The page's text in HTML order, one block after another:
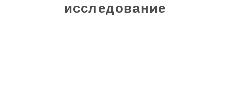
исследование